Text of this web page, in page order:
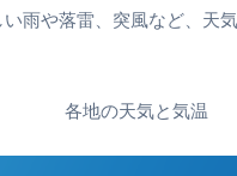
い雨や落雷、突風など、天
各地の天気と気温